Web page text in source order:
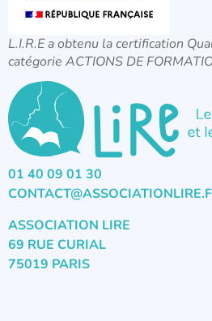
L.I.R.E a obtenu la certification
catégorie ACTIONS DE
01 40 09 01 30
ASSOCIATION LIRE
69 RUE CURIAL
75019 PARIS